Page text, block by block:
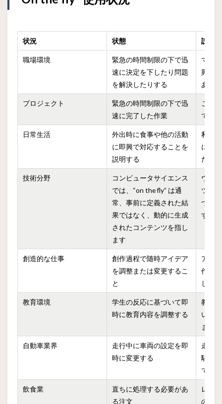
状況 状態 説明
職場環境
緊急の時間制限の下で迅
速に決定を下したり問題
を解決したりする
マネ
興で
あり
プロジェクト
緊急の時間制限の下で迅
速に完了した作業
この
で完
日常生活
外出時に食事や他の活動
に即興で対応することを
説明する
私た
に適
た
技術分野
コンピュータサイエンス
では、“on the fly” は通
常、事前に定義された結
果ではなく、動的に生成
されたコンテンツを指し
ます
ウェ
ツは
づい
す
創造的な仕事
創作過程で随時アイデア
を調整または変更するこ
と
アー
作中
した
教育環境
学生の反応に基づいて即
時に教育内容を調整する
教師
いて
ました
自動車業界
走行中に車両の設定を即
時に変更する
走行
駆動
でき
飲食業
直ちに処理する必要があ
る注文
レス
のた